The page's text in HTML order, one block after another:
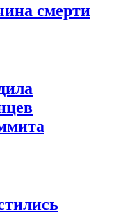
смерти